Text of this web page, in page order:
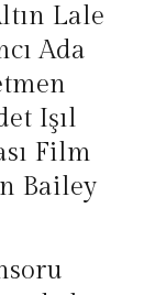
Lale
Ada
Işıl
Film
Bailey